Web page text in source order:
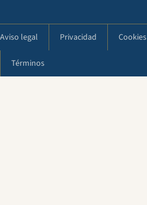
Aviso legal Privacidad Cookies
Términos